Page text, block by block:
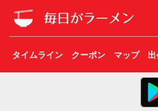
タイムライン クーポン マップ 出